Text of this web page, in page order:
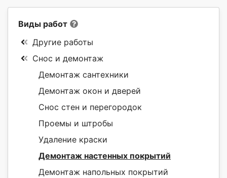
Виды работ
Другие работы
Снос и демонтаж
Демонтаж сантехники
Демонтаж окон и дверей
Снос стен и перегородок
Проемы и штробы
Удаление краски
Демонтаж настенных покрытий
Демонтаж напольных покрытий